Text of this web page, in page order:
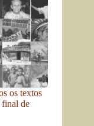
os textos
final de